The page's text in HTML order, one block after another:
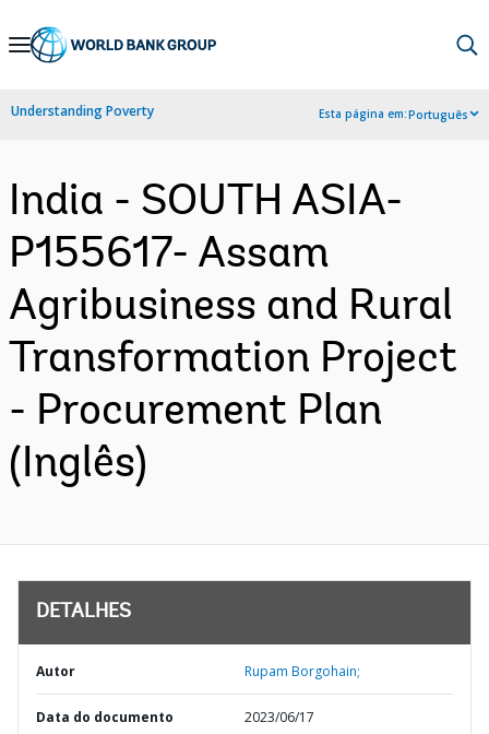
Skip
Navigation
Understanding Poverty Esta página em:Português
India - SOUTH ASIA-
P155617- Assam
Agribusiness and Rural
Transformation Project
- Procurement Plan
(Inglês)
DETALHES
Autor Rupam Borgohain;
Data do documento 2023/06/17